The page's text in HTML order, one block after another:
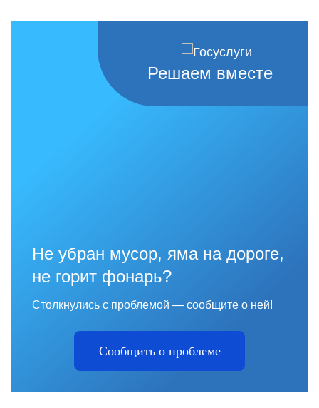
Решаем вместе
Не убран мусор, яма на дороге,
не горит фонарь?
Столкнулись с проблемой — сообщите о ней!
Сообщить о проблеме